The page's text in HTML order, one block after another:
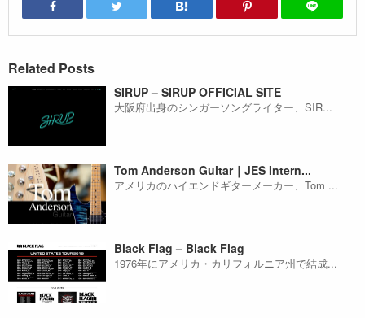
Related Posts
SIRUP – SIRUP OFFICIAL SITE
大阪府出身のシンガーソングライター、SIR...
Tom Anderson Guitar｜JES Intern...
アメリカのハイエンドギターメーカー、Tom ...
Black Flag – Black Flag
1976年にアメリカ・カリフォルニア州で結成...